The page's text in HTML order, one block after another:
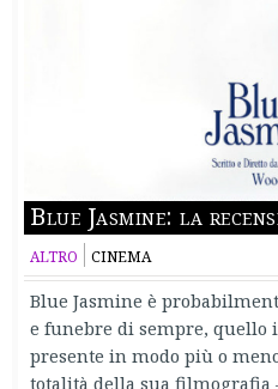
Blue Jasmine: la
ALTRO CINEMA
Blue Jasmine è
e funebre di sempre, quello
presente in modo più o
totalità della sua filmografia